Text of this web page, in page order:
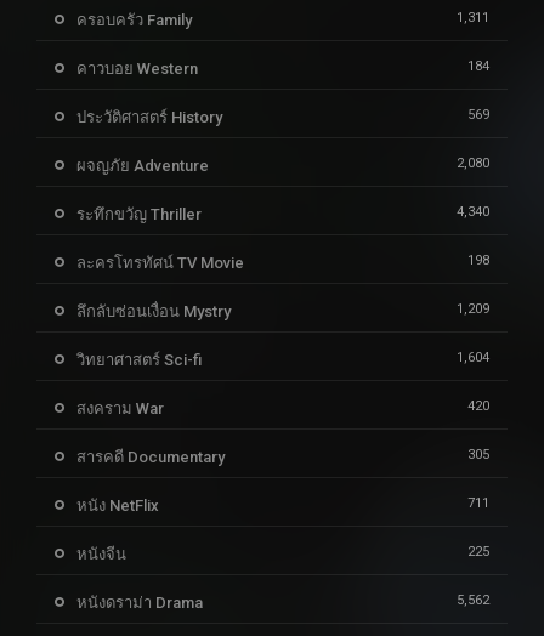
ครอบครัว Family 1,311
คาวบอย Western 184
ประวัติศาสตร์ History 569
ผจญภัย Adventure 2,080
ระทึกขวัญ Thriller 4,340
ละครโทรทัศน์ TV Movie 198
ลึกลับซ่อนเงื่อน Mystry 1,209
วิทยาศาสตร์ Sci-fi 1,604
สงคราม War 420
สารคดี Documentary 305
หนัง NetFlix 711
หนังจีน 225
หนังดราม่า Drama 5,562